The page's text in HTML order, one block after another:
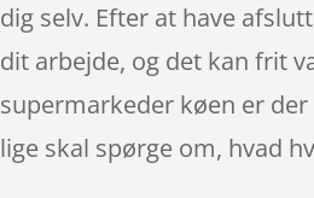
dig selv. Efter at have
dit arbejde, og det kan frit
supermarkeder køen er
lige skal spørge om, hvad